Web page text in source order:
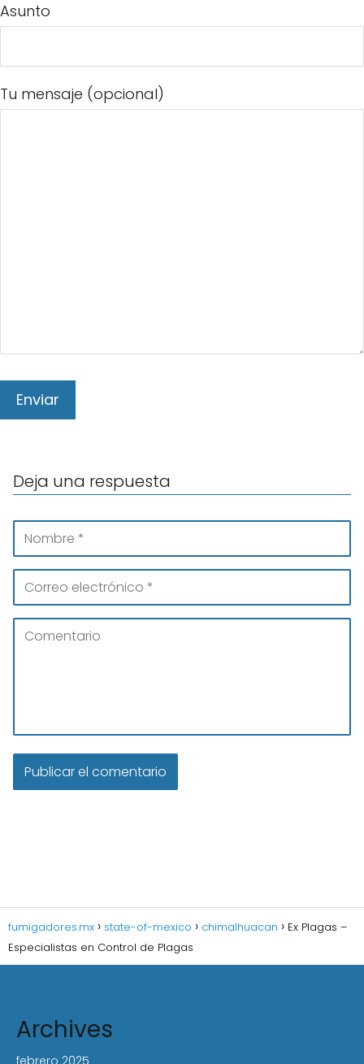
Asunto
Tu mensaje (opcional)
Deja una respuesta
fumigadores.mx state-of-mexico chimalhuacan
Ex Plagas –
Especialistas en Control de Plagas
Archives
febrero 2025